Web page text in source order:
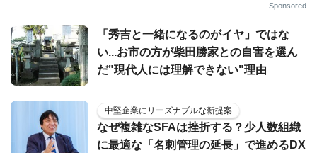
Sponsored
「秀吉と一緒になるのがイヤ」ではな
い...お市の方が柴田勝家との自害を選ん
だ"現代人には理解できない"理由
中堅企業にリーズナブルな新提案
なぜ複雑なSFAは挫折する？少人数組織
に最適な「名刺管理の延長」で進めるDX